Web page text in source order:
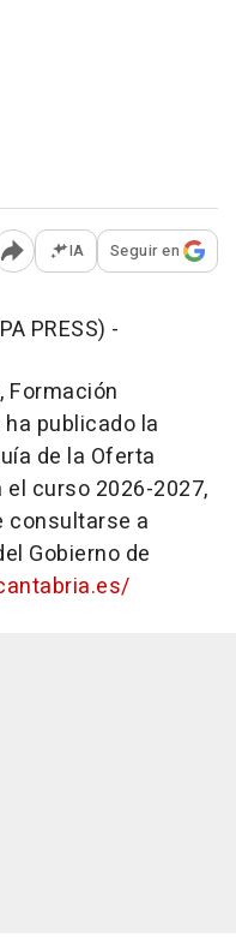
Abrir opciones para
IA Seguir en
PRESS) -
Formación
publicado la
de la Oferta
curso 2026-2027,
consultarse a
Gobierno de